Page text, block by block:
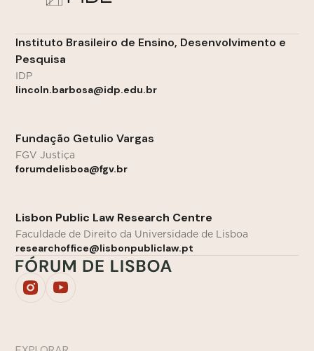
Instituto Brasileiro de Ensino, Desenvolvimento e
Pesquisa
IDP
lincoln.barbosa@idp.edu.br
Fundação Getulio Vargas
FGV Justiça
forumdelisboa@fgv.br
Lisbon Public Law Research Centre
Faculdade de Direito da Universidade de Lisboa
researchoffice@lisbonpubliclaw.pt